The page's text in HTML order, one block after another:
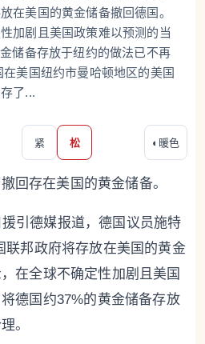
在美国的黄金储备撤回德国。
加剧且美国政策难以预测的当
储备存放于纽约的做法已不再
美国纽约市曼哈顿地区的美国
了...
紧 松 ◐ 暖色
回存在美国的黄金储备。
引德媒报道，德国议员施特
联邦政府将存放在美国的黄金
在全球不确定性加剧且美国
德国约37%的黄金储备存放
。